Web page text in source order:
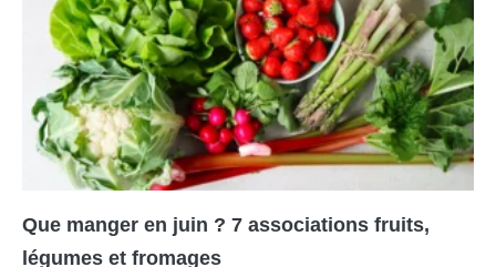
Que manger en juin ? 7 associations fruits,
légumes et fromages